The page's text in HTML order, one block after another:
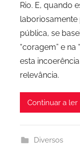
Rio. E, quando
pública, se
“coragem” e
esta
relevância.
Continuar a ler
Diversos